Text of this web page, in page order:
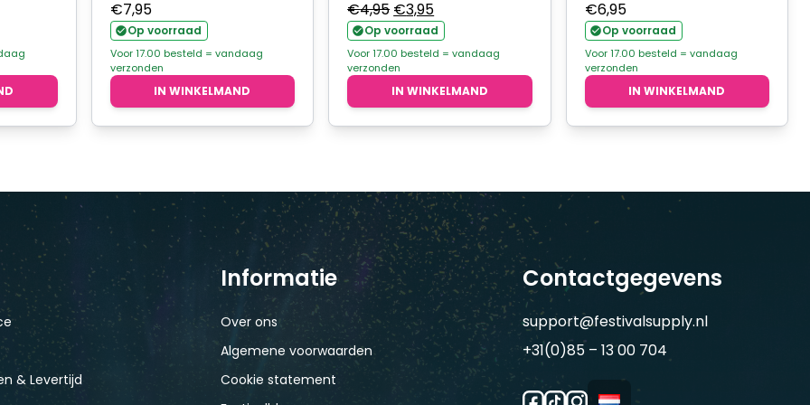
€7,95
Op voorraad
Voor 17.00 besteld = vandaag
verzonden
IN WINKELMAND
€4,95 Oorspronkelijke
prijs
was:
€4,95.
€3,95Huidige
prijs
is:
€3,95.
Op voorraad
Voor 17.00 besteld = vandaag
verzonden
IN WINKELMAND
€6,95
Op voorraad
Voor 17.00 besteld = vandaag
verzonden
IN WINKELMAND
& Levertijd
Informatie
Over ons
Algemene voorwaarden
Cookie statement
Contactgegevens
support@festivalsupply.nl
+31(0)85 – 13 00 704